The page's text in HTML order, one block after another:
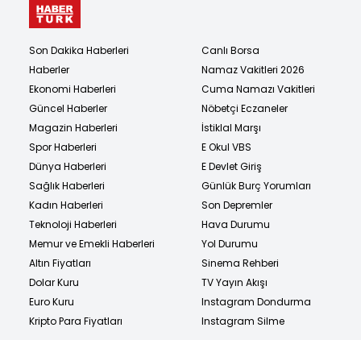
Son Dakika Haberleri
Haberler
Ekonomi Haberleri
Güncel Haberler
Magazin Haberleri
Spor Haberleri
Dünya Haberleri
Sağlık Haberleri
Kadın Haberleri
Teknoloji Haberleri
Memur ve Emekli Haberleri
Altın Fiyatları
Dolar Kuru
Euro Kuru
Kripto Para Fiyatları
Canlı Borsa
Namaz Vakitleri 2026
Cuma Namazı Vakitleri
Nöbetçi Eczaneler
İstiklal Marşı
E Okul VBS
E Devlet Giriş
Günlük Burç Yorumları
Son Depremler
Hava Durumu
Yol Durumu
Sinema Rehberi
TV Yayın Akışı
Instagram Dondurma
Instagram Silme